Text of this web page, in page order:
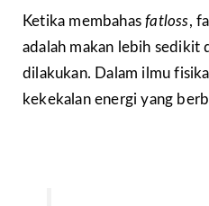
Ketika membahasfatloss,
adalah makan lebih sedikit
dilakukan. Dalam ilmu
kekekalan energi yang